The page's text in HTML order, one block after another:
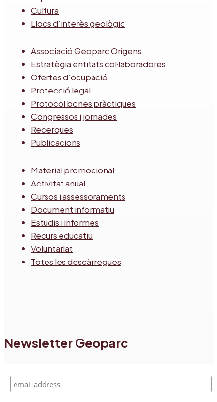
Cultura
Llocs d’interès geològic
Associació Geoparc Orígens
Estratègia entitats col·laboradores
Ofertes d’ocupació
Protecció legal
Protocol bones pràctiques
Congressos i jornades
Recerques
Publicacions
Material promocional
Activitat anual
Cursos i assessoraments
Document informatiu
Estudis i informes
Recurs educatiu
Voluntariat
Totes les descàrregues
Newsletter Geoparc